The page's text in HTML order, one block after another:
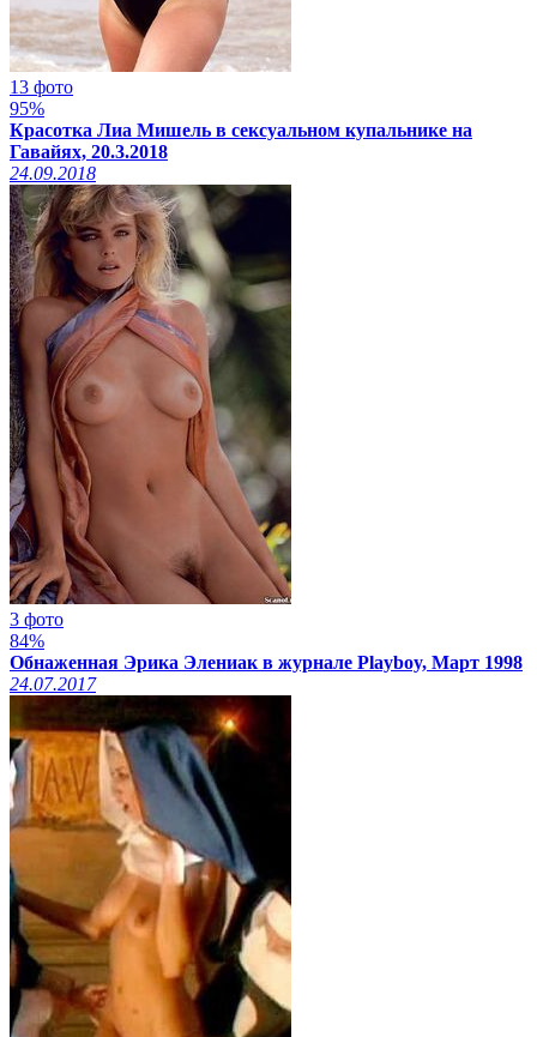
13 фото
95%
Красотка Лиа Мишель в сексуальном купальнике на
Гавайях, 20.3.2018
24.09.2018
3 фото
84%
Обнаженная Эрика Элениак в журнале Playboy, Март 1998
24.07.2017